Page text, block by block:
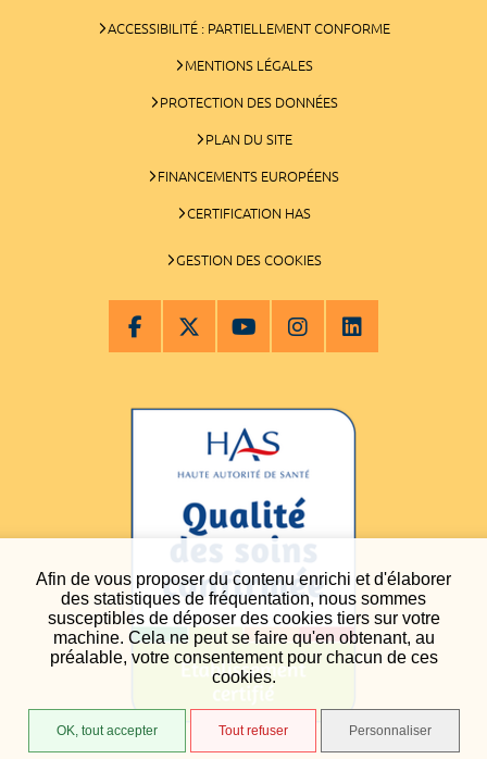
Afin de vous proposer du contenu enrichi et d'élaborer
des statistiques de fréquentation, nous sommes
susceptibles de déposer des cookies tiers sur votre
machine. Cela ne peut se faire qu'en obtenant, au
préalable, votre consentement pour chacun de ces
cookies.
OK, tout accepter Tout refuser Personnaliser
ACCESSIBILITÉ : PARTIELLEMENT CONFORME
MENTIONS LÉGALES
PROTECTION DES DONNÉES
PLAN DU SITE
FINANCEMENTS EUROPÉENS
CERTIFICATION HAS
GESTION DES COOKIES